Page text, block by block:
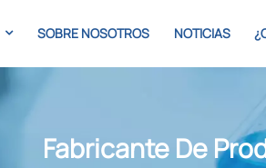
SOBRE NOSOTROS NOTICIAS
Fabricante De